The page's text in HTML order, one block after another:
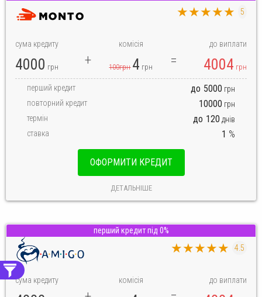
★★★★★ 5
до виплати
4004 грн
сума кредиту
4000 грн
комісія
100грн 4 грн
перший кредит до 5000 грн
повторний кредит
10000 грн
термін
до 120 днів
ставка
1 %
ОФОРМИТИ КРЕДИТ
ДЕТАЛЬНІШЕ
★★★★★ 4.5
до виплати
сума кредиту комісія
перший кредит під 0%